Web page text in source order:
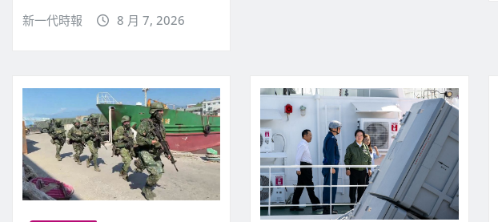
新一代時報 8 月 7, 2026